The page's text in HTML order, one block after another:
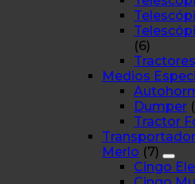
(6)
Medios
Dumper
Tractor
Merlo (7)
Cingo